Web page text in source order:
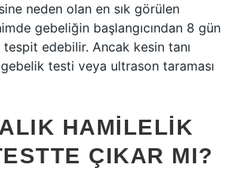
neden olan en sık görülen
gebeliğin başlangıcından 8 gün
edebilir. Ancak kesin tanı
testi veya ultrason taraması
HAMILELIK
ÇIKAR MI?